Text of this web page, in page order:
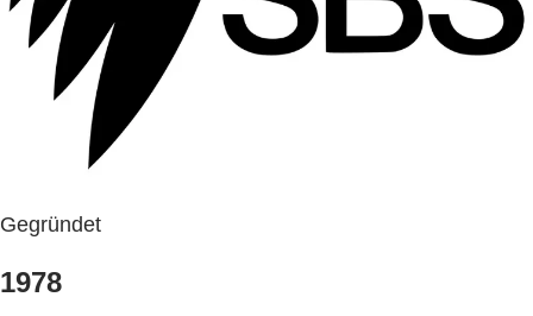
Gegründet
1978